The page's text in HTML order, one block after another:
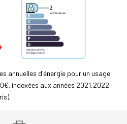
annuelles d'énergie pour un usage
indexées aux années 2021,2022